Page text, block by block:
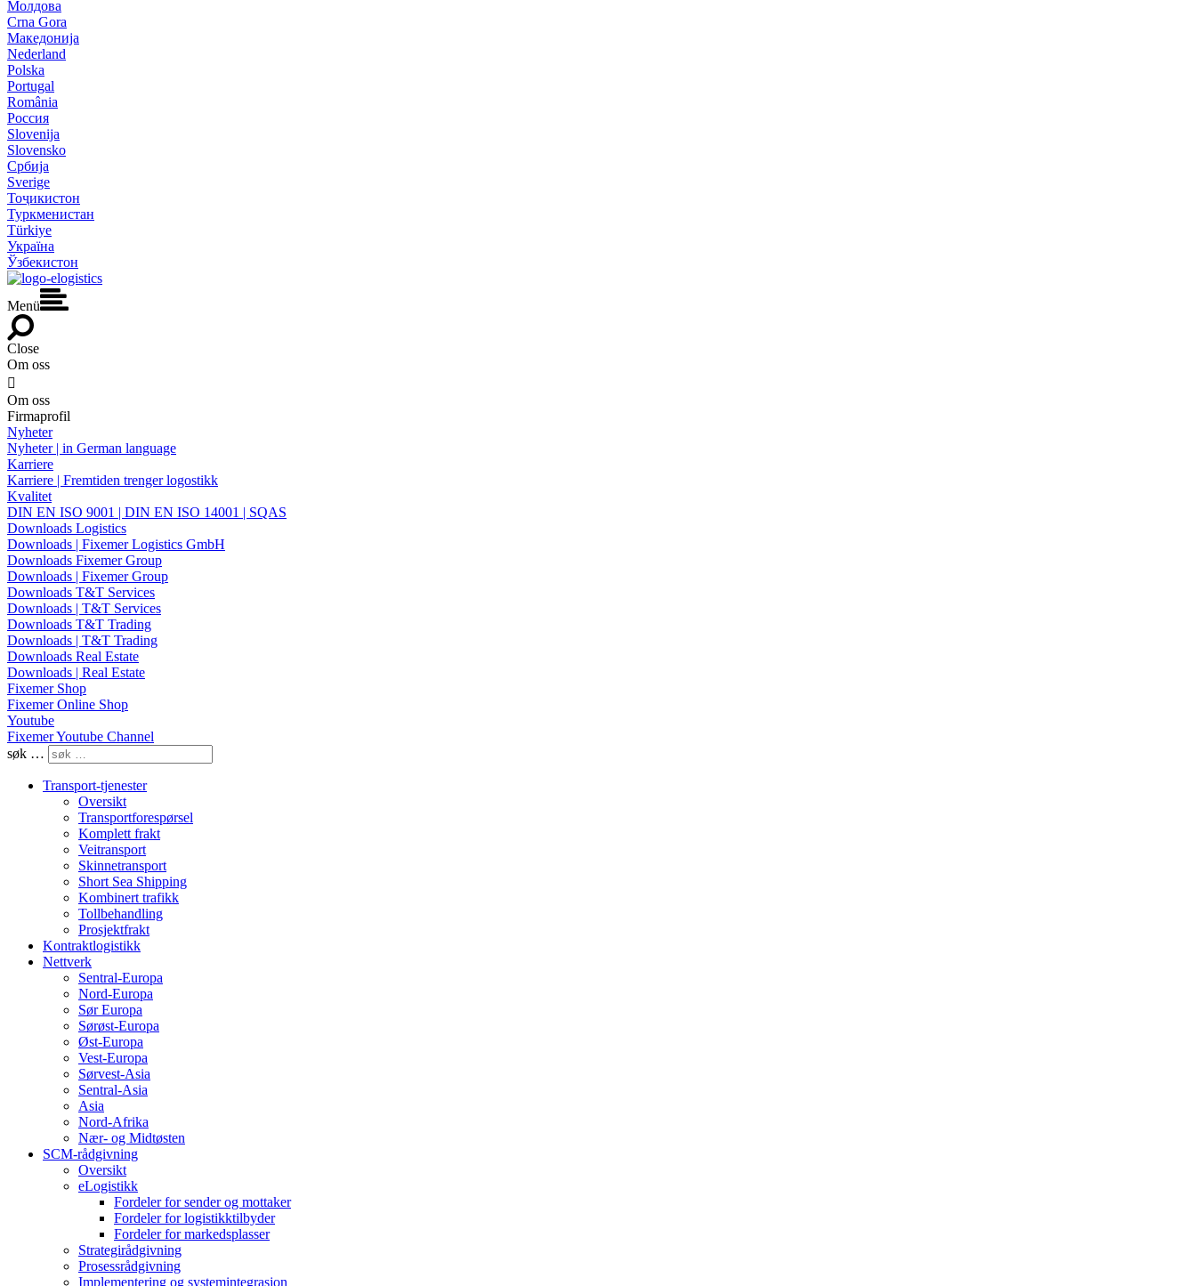
Молдова
Crna Gora
Македонија
Nederland
Polska
Portugal
România
Россия
Slovenija
Slovensko
Србија
Sverige
Тоҷикистон
Туркменистан
Türkiye
Україна
Ўзбекистон
Menü
Close
Om oss

Om oss
Firmaprofil
Nyheter
Nyheter | in German language
Karriere
Karriere | Fremtiden trenger logostikk
Kvalitet
DIN EN ISO 9001 | DIN EN ISO 14001 | SQAS
Downloads Logistics
Downloads | Fixemer Logistics GmbH
Downloads Fixemer Group
Downloads | Fixemer Group
Downloads T&T Services
Downloads | T&T Services
Downloads T&T Trading
Downloads | T&T Trading
Downloads Real Estate
Downloads | Real Estate
Fixemer Shop
Fixemer Online Shop
Youtube
Fixemer Youtube Channel
søk …
Transport-tjenester
Oversikt
Transportforespørsel
Komplett frakt
Veitransport
Skinnetransport
Short Sea Shipping
Kombinert trafikk
Tollbehandling
Prosjektfrakt
Kontraktlogistikk
Nettverk
Sentral-Europa
Nord-Europa
Sør Europa
Sørøst-Europa
Øst-Europa
Vest-Europa
Sørvest-Asia
Sentral-Asia
Asia
Nord-Afrika
Nær- og Midtøsten
SCM-rådgivning
Oversikt
eLogistikk
Fordeler for sender og mottaker
Fordeler for logistikktilbyder
Fordeler for markedsplasser
Strategirådgivning
Prosessrådgivning
Implementering og systemintegrasjon